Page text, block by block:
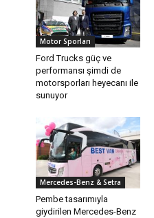
Motor Sporları
Ford Trucks güç ve
performansı şimdi de
motorsporları heyecanı ile
sunuyor
Mercedes-Benz & Setra
Pembe tasarımıyla
giydirilen Mercedes-Benz